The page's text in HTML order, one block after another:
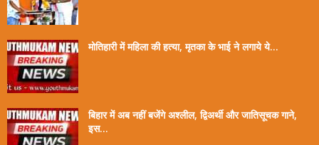
मोतिहारी में महिला की हत्या, मृतका के भाई ने लगाये ये...
बिहार में अब नहीं बजेंगे अश्लील, द्विअर्थी और जातिसूचक गाने,
इस...